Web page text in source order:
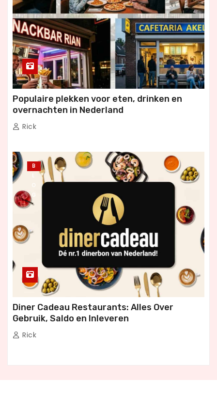
Populaire plekken voor eten, drinken en
overnachten in Nederland
Rick
B
L
O
G
Diner Cadeau Restaurants: Alles Over
Gebruik, Saldo en Inleveren
Rick